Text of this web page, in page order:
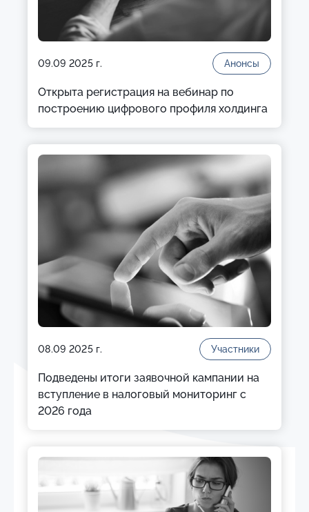
09.09 2025 г. Анонсы
Открыта регистрация на вебинар по
построению цифрового профиля холдинга
08.09 2025 г. Участники
Подведены итоги заявочной кампании на
вступление в налоговый мониторинг с
2026 года